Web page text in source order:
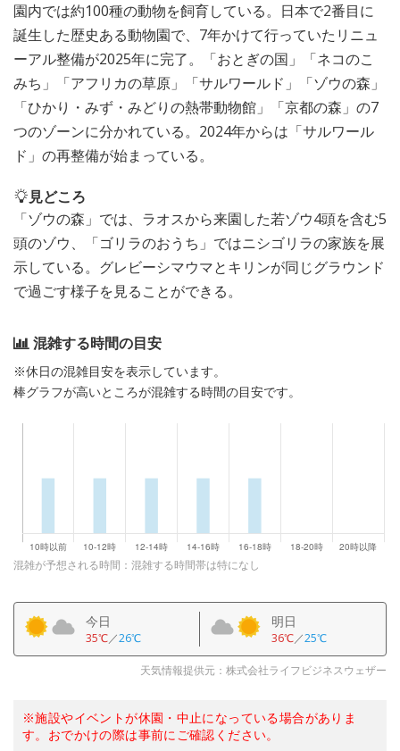
園内では約100種の動物を飼育している。日本で2番目に
誕生した歴史ある動物園で、7年かけて行っていたリニュ
ーアル整備が2025年に完了。「おとぎの国」「ネコのこ
みち」「アフリカの草原」「サルワールド」「ゾウの森」
「ひかり・みず・みどりの熱帯動物館」「京都の森」の7
つのゾーンに分かれている。2024年からは「サルワール
ド」の再整備が始まっている。
見どころ
「ゾウの森」では、ラオスから来園した若ゾウ4頭を含む5
頭のゾウ、「ゴリラのおうち」ではニシゴリラの家族を展
示している。グレビーシマウマとキリンが同じグラウンド
で過ごす様子を見ることができる。
混雑する時間の目安
※休日の混雑目安を表示しています。
棒グラフが高いところが混雑する時間の目安です。
混雑が予想される時間：混雑する時間帯は特になし
今日
35℃／26℃
明日
36℃／25℃
天気情報提供元：株式会社ライフビジネスウェザー
※施設やイベントが休園・中止になっている場合がありま
す。おでかけの際は事前にご確認ください。